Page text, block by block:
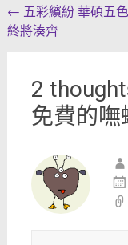
Post
navigation
← 五彩繽紛 華碩五
終將湊齊
2
免費的嘸